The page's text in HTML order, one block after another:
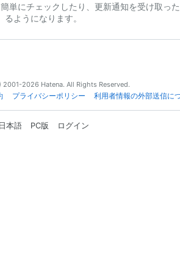
単にチェックしたり、更新通知を受け取っ
るようになります。
2026 Hatena. All Rights Reserved.
プライバシーポリシー 利用者情報の外部送信に
日本語 PC版 ログイン